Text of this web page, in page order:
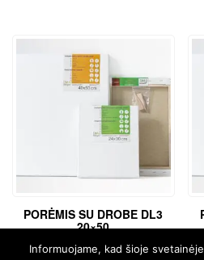
PORĖMIS SU DROBE DL3
20×50
€9,50
Informuojame, kad šioje